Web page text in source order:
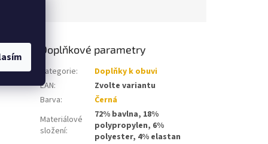
Doplňkové parametry
Kategorie:
Doplňky k obuvi
EAN:
Zvolte variantu
Barva:
Černá
Materiálové
složení:
72% bavlna, 18%
polypropylen, 6%
polyester, 4% elastan